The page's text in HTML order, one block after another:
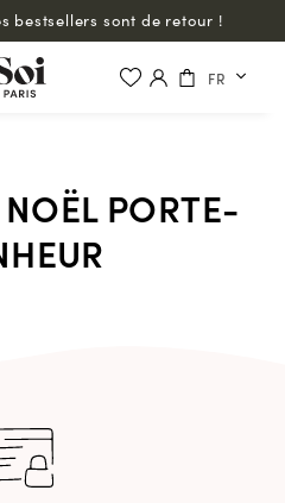
bestsellers sont de retour !
FR
PORTE-